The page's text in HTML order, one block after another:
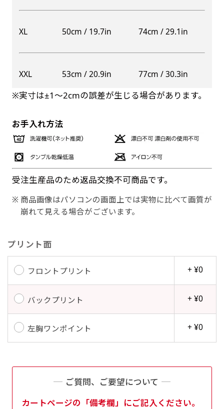
XL 50cm / 19.7in 74cm / 29.1in
XXL 53cm / 20.9in 77cm / 30.3in
※実寸は±1〜2cmの誤差が生じる場合があります。
お手入れ方法
受注生産品のため返品交換不可商品です。
商品画像はパソコンの画面上では実物に比べて画質が
崩れて見える場合がございます。
プリント面
フロントプリント + ¥0
バックプリント + ¥0
左胸ワンポイント + ¥0
ご質問、ご要望について
カートページの「備考欄」にご記入ください。